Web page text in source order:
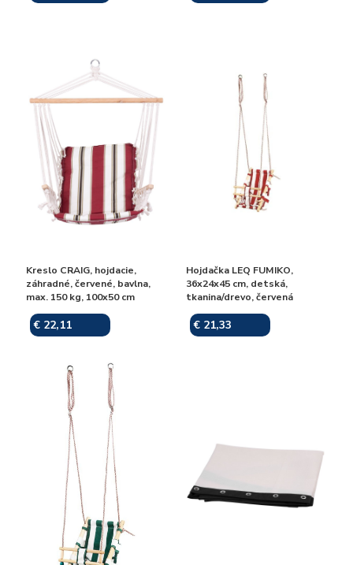
Kreslo CRAIG, hojdacie,
záhradné, červené, bavlna,
max. 150 kg, 100x50 cm
€ 22,11
Hojdačka LEQ FUMIKO,
36x24x45 cm, detská,
tkanina/drevo, červená
€ 21,33